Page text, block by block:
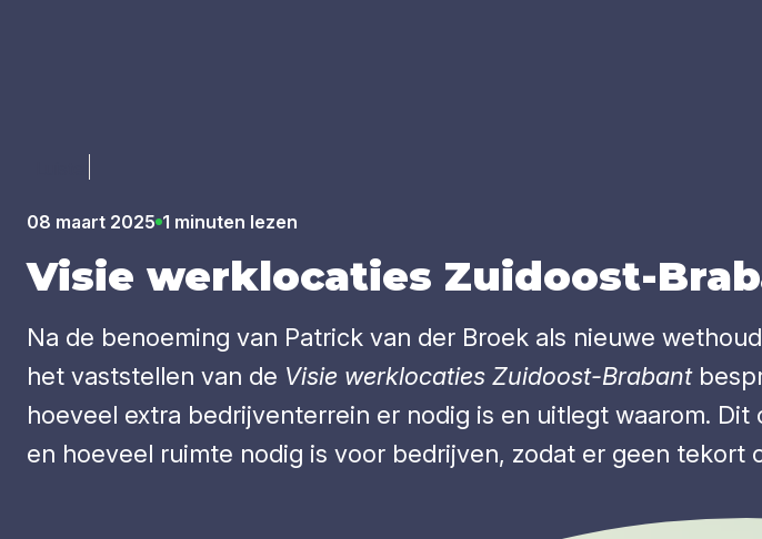
08 maart 2025 1 minuten lezen
Visie werk­lo­ca­ties Zuid­oost-
Na de benoeming van Patrick van der Broek als nieuwe
het vaststellen van de Visie werklocaties Zuidoost-Brabant
hoeveel extra bedrijventerrein er nodig is en uitlegt waarom.
en hoeveel ruimte nodig is voor bedrijven, zodat er geen